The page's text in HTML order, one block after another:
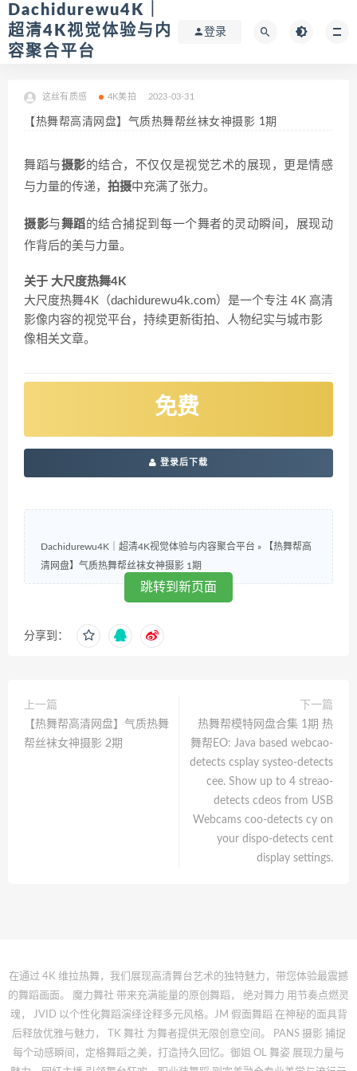
Dachidurewu4K｜
超清4K视觉体验与内
容聚合平台
登录
这丝有质感 4K美拍 2023-03-31
【热舞帮高清网盘】气质热舞帮丝袜女神摄影 1期
舞蹈与摄影 的结合，不仅仅是视觉艺术的展现，更是情感
与力量的传递， 拍摄中充满了张力。
摄影与舞蹈 的结合捕捉到每一个舞者的灵动瞬间，展现动
作背后的美与力量。
关于 大尺度热舞4K
大尺度热舞4K（dachidurewu4k.com）是一个专注 4K 高清
影像内容的视觉平台，持续更新街拍、人物纪实与城市影
像相关文章。
免费
登录后下载
Dachidurewu4K｜超清4K视觉体验与内容聚合平台 »
【热舞帮高
清网盘】气质热舞帮丝袜女神摄影 1期
分享到：
上一篇
【热舞帮高清网盘】气质热舞
帮丝袜女神摄影 2期
下一篇
热舞帮模特网盘合集 1期 热
舞帮EO: Java based webcao-
detects csplay systeo-detects
cee. Show up to 4 streao-
detects cdeos from USB
Webcams coo-detects cy on
your dispo-detects cent
display settings.
在通过 4K 维拉热舞，我们展现高清舞台艺术的独特魅力，带您体验最震撼
的舞蹈画面。 魔力舞社 带来充满能量的原创舞蹈， 绝对舞力 用节奏点燃灵
魂， JVID 以个性化舞蹈演绎诠释多元风格。JM 假面舞蹈 在神秘的面具背
后释放优雅与魅力， TK 舞社 为舞者提供无限创意空间。 PANS 摄影 捕捉
每个动感瞬间，定格舞蹈之美，打造持久回忆。御姐 OL 舞姿 展现力量与
跳转到新页面